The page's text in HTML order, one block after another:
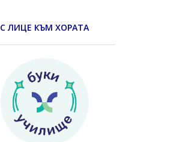
С ЛИЦЕ КЪМ ХОРАТА